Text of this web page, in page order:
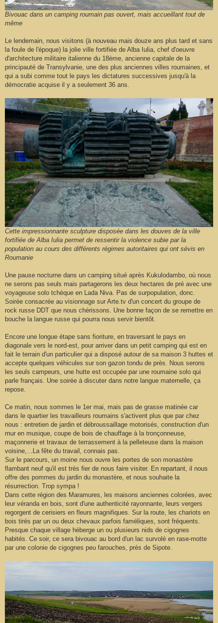
Bivouac dans un camping roumain pas ouvert, mais accueillant tout de
même
Le lendemain, nous visitons (à nouveau mais douze ans plus tard et sans
la foule de l'époque) la jolie ville fortifiée de Alba Iulia, chef d'oeuvre
d'architecture militaire italienne du 18ème, ancienne capitale de la
principauté de Transylvanie, une des plus anciennes villes roumaines, et
qui a subi comme tout le pays les dictatures successives jusqu'à la
démocratie acquise il y a seulement 36 ans.
Cette impressionnante sculpture disposée dans les douves de la ville
fortifiée de Alba Iulia permet de ressentir la violence subie par la
population au cours des différents régimes autoritaires qui ont sévis en
Roumanie
Une pause nocturne dans un camping situé après Kukulodambo, où nous
ne serons pas seuls mais partagerons les deux hectares de pré avec une
voyageuse solo tchèque en Lada Niva. Pas de surpopulation, donc.
Soirée consacrée au visionnage sur Arte.tv d'un concert du groupe de
rock russe DDT que nous chérissons. Une bonne façon de se remettre en
bouche la langue russe qui pourra nous servir bientôt.
Encore une longue étape sans fioriture, en traversant le pays en
diagonale vers le nord-est, pour arriver dans un petit camping qui est en
fait le terrain d'un particulier qui a disposé autour de sa maison 3 huttes et
accepte quelques véhicules sur son gazon tondu de près. Nous serons
les seuls campeurs, une hutte est occupée par une roumaine solo qui
parle français. Une soirée à discuter dans notre langue maternelle, ça
repose.
Ce matin, nous sommes le 1er mai, mais pas de grasse matinée car
dans le quartier les travailleurs roumains s'activent plus que par chez
nous : entretien de jardin et débroussaillage motorisés, construction d'un
mur en musique, coupe de bois de chauffage à la tronçonneuse,
maçonnerie et travaux de terrassement à la pelleteuse dans la maison
voisine,...La fête du travail, connais pas.
Sur le parcours, un moine nous ouvre les portes de son monastère
flambant neuf qu'il est très fier de nous faire visiter. En repartant, il nous
offre des pommes du jardin du monastère, et nous souhaite la
résurrection. Trop sympa !
Dans cette région des Maramures, les maisons anciennes colorées, avec
leur véranda en bois, sont d'une authenticité rayonnante, leurs vergers
regorgent de cerisiers en fleurs magnifiques. Sur la route, les chariots en
bois tirés par un ou deux chevaux parfois faméliques, sont fréquents.
Presque chaque village héberge un ou plusieurs nids de cigognes
habités. Ce soir, ce sera bivouac au bord d'un lac survolé en rase-motte
par une colonie de cigognes peu farouches, près de Sipote.